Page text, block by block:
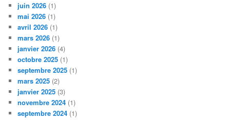
juin 2026 (1)
mai 2026 (1)
avril 2026 (1)
mars 2026 (1)
janvier 2026 (4)
octobre 2025 (1)
septembre 2025 (1)
mars 2025 (2)
janvier 2025 (3)
novembre 2024 (1)
septembre 2024 (1)